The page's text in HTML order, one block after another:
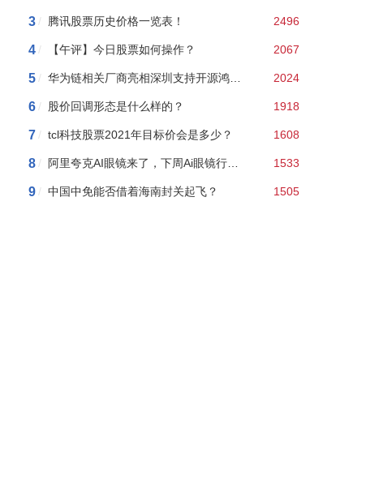
3 / 腾讯股票历史价格一览表！ 2496
4 / 【午评】今日股票如何操作？ 2067
5 / 2024
6 / 股价回调形态是什么样的？ 1918
7 / tcl科技股票2021年目标价会是多少？ 1608
8 / 1533
9 / 中国中免能否借着海南封关起飞？ 1505